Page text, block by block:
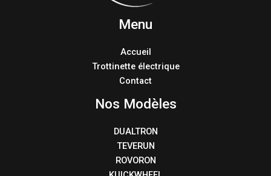
Menu
Accueil
Trottinette électrique
Contact
Nos Modèles
DUALTRON
TEVERUN
ROVORON